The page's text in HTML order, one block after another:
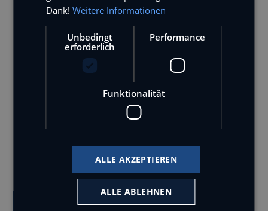
Jetzt online bewerben
Unterstütze unser Team schon bald als
Kraftfahrer Nachtschicht (m/w/d). Bewerbe dich
online in 3 Minuten.
Jetzt online bewerben
Dank! Weitere Informationen
Unbedingt
erforderlich
Performance
Funktionalität
ALLE AKZEPTIEREN
ALLE ABLEHNEN